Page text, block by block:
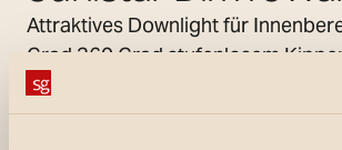
Attraktives Downlight für
Grad 360 Grad stufenlosem
effektiver LED-Chip mit
2000K, über dimmbaren